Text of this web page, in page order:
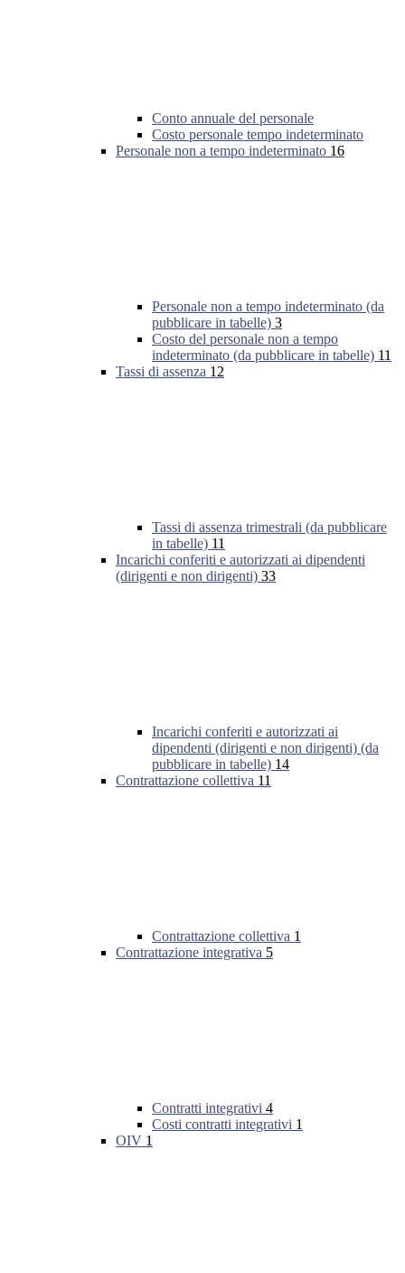
Conto annuale del personale
Costo personale tempo indeterminato
Personale non a tempo indeterminato 16
Personale non a tempo indeterminato (da
pubblicare in tabelle) 3
Costo del personale non a tempo
indeterminato (da pubblicare in tabelle) 11
Tassi di assenza 12
Tassi di assenza trimestrali (da pubblicare
in tabelle) 11
Incarichi conferiti e autorizzati ai dipendenti
(dirigenti e non dirigenti) 33
Incarichi conferiti e autorizzati ai
dipendenti (dirigenti e non dirigenti) (da
pubblicare in tabelle) 14
Contrattazione collettiva 11
Contrattazione collettiva 1
Contrattazione integrativa 5
Contratti integrativi 4
Costi contratti integrativi 1
OIV 1